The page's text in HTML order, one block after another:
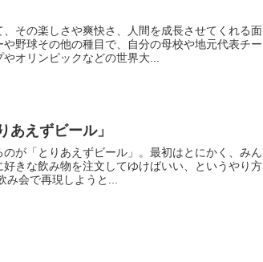
その楽しさや爽快さ、人間を成長させてくれる面
野球その他の種目で、自分の母校や地元代表チー
オリンピックなどの世界大...
あえずビール」
が「とりあえずビール」。最初はとにかく、みん
きな飲み物を注文してゆけばいい、というやり方
飲み会で再現しようと...